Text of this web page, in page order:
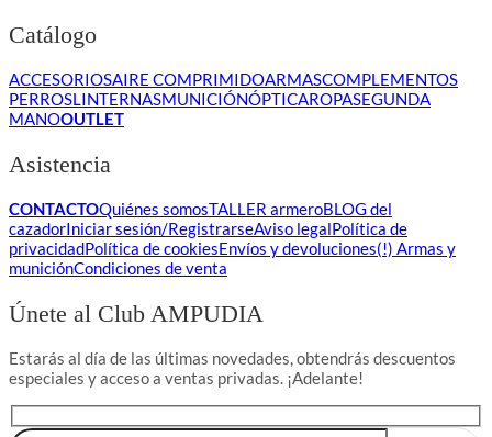
Catálogo
ACCESORIOSAIRE COMPRIMIDOARMASCOMPLEMENTOS
PERROSLINTERNASMUNICIÓNÓPTICAROPASEGUNDA
MANOOUTLET
Asistencia
CONTACTOQuiénes somosTALLER armeroBLOG del
cazadorIniciar sesión/RegistrarseAviso legalPolítica de
privacidadPolítica de cookiesEnvíos y devoluciones(!) Armas y
municiónCondiciones de venta
Únete al Club AMPUDIA
Estarás al día de las últimas novedades, obtendrás descuentos
especiales y acceso a ventas privadas. ¡Adelante!